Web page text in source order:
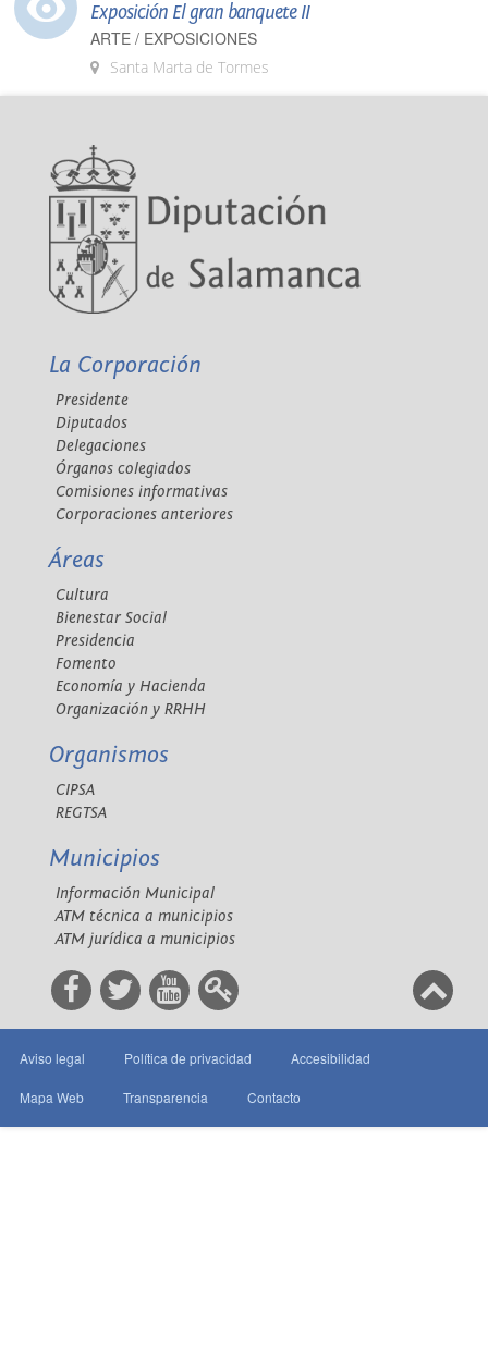
Exposición El gran banquete II
ARTE / EXPOSICIONES
Santa Marta de Tormes
La Corporación
Presidente
Diputados
Delegaciones
Órganos colegiados
Comisiones informativas
Corporaciones anteriores
Áreas
Cultura
Bienestar Social
Presidencia
Fomento
Economía y Hacienda
Organización y RRHH
Organismos
CIPSA
REGTSA
Municipios
Información Municipal
ATM técnica a municipios
ATM jurídica a municipios
Aviso legal Política de privacidad Accesibilidad
Mapa Web Transparencia Contacto